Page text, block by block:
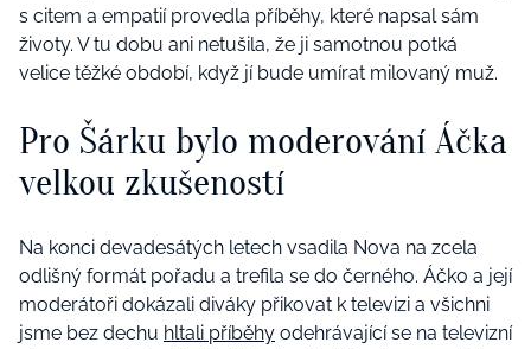
s citem a empatií provedla příběhy, které napsal sám
životy. V tu dobu ani netušila, že ji samotnou potká
velice těžké období, když jí bude umírat milovaný muž.
Pro Šárku bylo moderování Áčka
velkou zkušeností
Na konci devadesátých letech vsadila Nova na zcela
odlišný formát pořadu a trefila se do černého. Áčko a její
moderátoři dokázali diváky přikovat k televizi a všichni
jsme bez dechu hltali příběhy odehrávající se na televizní